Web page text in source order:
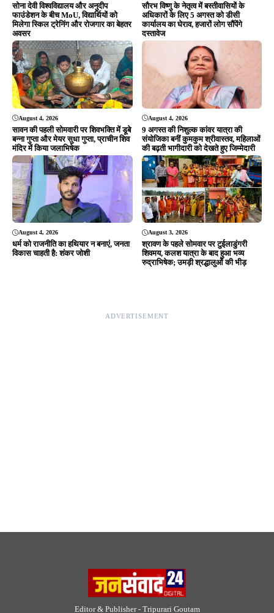
सोना देवी विश्वविद्यालय और अनुदीप
फाउंडेशन के बीच MoU, विद्यार्थियों को
मिलेगा स्किल ट्रेनिंग और रोजगार का बेहतर
अवसर
सौरभ विष्णु के नेतृत्व में बस्तीवासियों के
अधिकारों के लिए 5 अगस्त को डीसी
कार्यालय का घेराव, हजारों लोग सौंपेंगे
दस्तावेज
August 4, 2026
सावन की पहली सोमवारी पर शिवभक्ति में डूबे
बन्ना गुप्ता और मेयर सुधा गुप्ता, प्राचीन शिव
मंदिर में किया जलाभिषेक
August 4, 2026
9 अगस्त की निशुल्क कांवर यात्रा की
संयोजिका बनीं कुमकुम श्रीवास्तव, महिलाओं
की बढ़ती भागीदारी को देखते हुए जिम्मेदारी
August 4, 2026
धर्म को राजनीति का हथियार न बनाएं, जनता
विकास चाहती है: शंकर जोशी
August 3, 2026
श्रावण के पहले सोमवार पर टुईलाडुंगरी
शिवमय, कलश यात्रा के बाद हुआ भव्य
रुद्राभिषेक; उमड़ी श्रद्धालुओं की भीड़
ADVERTISEMENT
Editor & Publisher - Tripurari Goutam